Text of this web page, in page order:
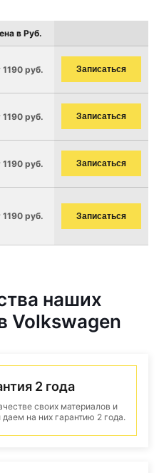
в Руб.
1190 руб. Записаться
1190 руб. Записаться
1190 руб. Записаться
1190 руб. Записаться
наших
Volkswagen
2 года
своих материалов и
на них гарантию 2 года.